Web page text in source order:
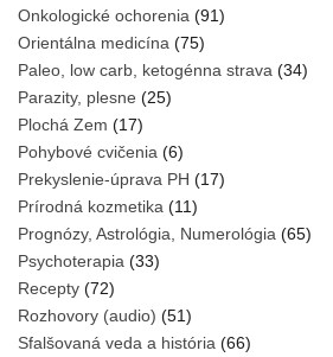
Onkologické ochorenia (91)
Orientálna medicína (75)
Paleo, low carb, ketogénna strava (34)
Parazity, plesne (25)
Plochá Zem (17)
Pohybové cvičenia (6)
Prekyslenie-úprava PH (17)
Prírodná kozmetika (11)
Prognózy, Astrológia, Numerológia (65)
Psychoterapia (33)
Recepty (72)
Rozhovory (audio) (51)
Sfalšovaná veda a história (66)